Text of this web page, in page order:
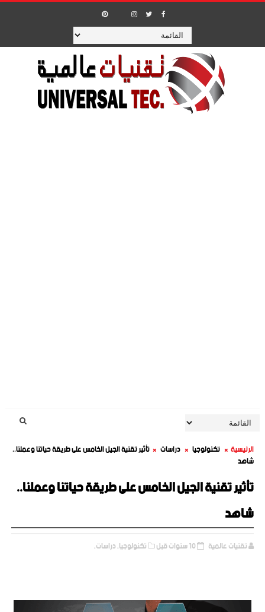
الرئيسية تكنولوجيا دراسات تأثير تقنية الجيل الخامس على طريقة حياتنا وعملنا..
شاهد
تأثير تقنية الجيل الخامس على طريقة حياتنا وعملنا..
شاهد
تقنيات عالمية 10 سنوات قبل تكنولوجيا,دراسات,